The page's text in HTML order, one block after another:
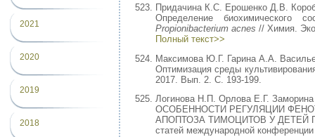
2021
2020
2019
2018
Придачина К.С. Ерошенко Д.В.
Определение биохимического
Propionibacterium acnes // Химия.
Полный текст>>
Максимова Ю.Г. Гарина А.А.
Оптимизация среды
2017. Вып. 2. С. 193-199.
Логинова Н.П. Орлова Е.Г.
ОСОБЕННОСТИ РЕГУЛЯЦИИ
АПОПТОЗА ТИМОЦИТОВ У ДЕТЕЙ
статей международной